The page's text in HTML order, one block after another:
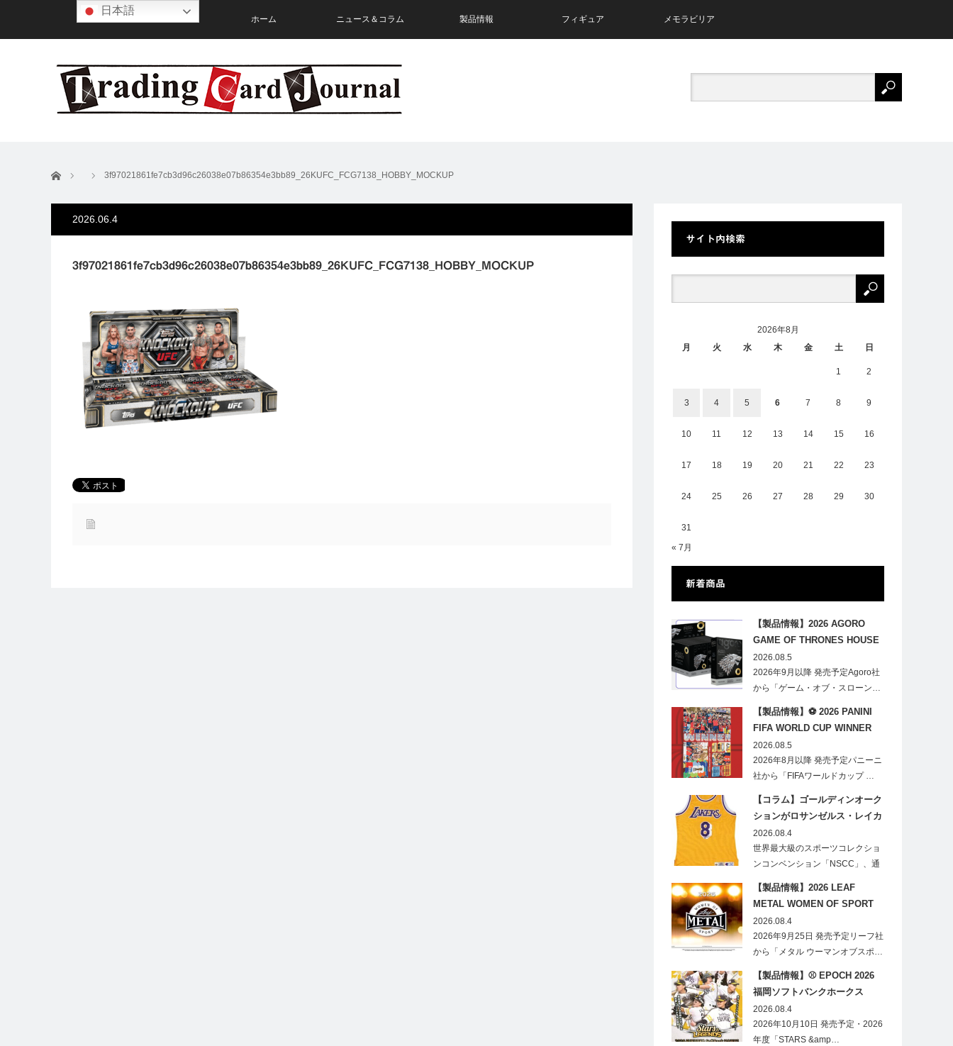
ホーム ニュース＆コラム 製品情報 フィギュア メモラビリア
ホーム 3f97021861fe7cb3d96c26038e07b86354e3bb89_26KUFC_FCG7138_HOBBY_MOCKUP
2026.06.4
3f97021861fe7cb3d96c26038e07b86354e3bb89_26KUFC_FCG7138_HOBBY_MOCKUP
サイト内検索
2026年8月
月
火 水 木 金 土 日
1 2
3 4 5 6 7 8 9
10 11 12 13 14 15 16
17 18 19 20 21 22 23
24 25 26 27 28 29 30
31
« 7月
新着商品
【製品情報】2026 AGORO
GAME OF THRONES HOUSE
STARK BLIND BOX
2026.08.5
2026年9月以降 発売予定Agoro社
から「ゲーム・オブ・スローン…
【製品情報】⚽ 2026 PANINI
FIFA WORLD CUP WINNER
STICKER POSTER
2026.08.5
2026年8月以降 発売予定パニーニ
社から「FIFAワールドカップ …
【コラム】ゴールディンオーク
ションがロサンゼルス・レイカ
ーズのオフィシャルオークショ
ンスポンサーに！
2026.08.4
世界最大級のスポーツコレクショ
ンコンベンション「NSCC」、通
【製品情報】2026 LEAF
METAL WOMEN OF SPORT
HOBBY
2026.08.4
2026年9月25日 発売予定リーフ社
から「メタル ウーマンオブスポ…
【製品情報】⚾ EPOCH 2026
福岡ソフトバンクホークス
STARS&LEGENDS ベースボー
ルカード
2026.08.4
2026年10月10日 発売予定・2026
年度「STARS &amp…
日本語